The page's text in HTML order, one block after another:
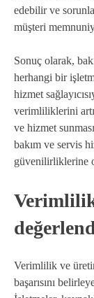
edebilir ve
müşteri
Sonuç olarak,
herhangi bir
hizmet
verimliliklerini
ve hizmet
bakım ve servis
güvenilirliklerine
Verimlilik ve
başarısını